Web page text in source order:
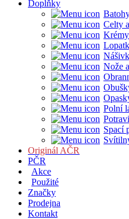
Doplňky
Celty
Nože
Polní
Spací
Originál AČR
PČR
Akce
Použité
Značky
Prodejna
Kontakt